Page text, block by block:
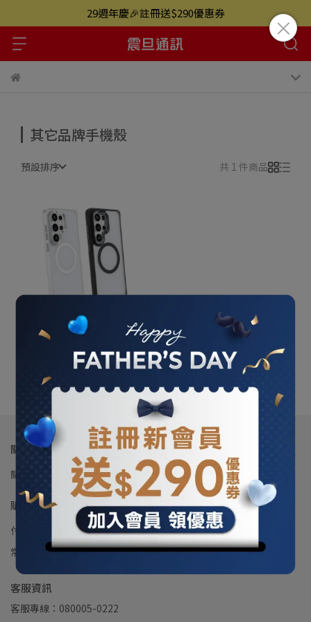
29週年慶🎉註冊送$290優惠券
其它品牌手機殼
預設排序 共 1 件商品
hoda 三星S26 Ultra柔石
殼MagSafe
NT$890 NT$990
加入購物車
關於我們
關於震旦通訊 門市列表 會員權益聲明 隱私權及網站使用條款
購物說明
付款與運送說明 退換貨說明 會員獨享權益 防詐騙公告
常見Q&A 聯繫客服
客服資訊
客服專線：080005-0222